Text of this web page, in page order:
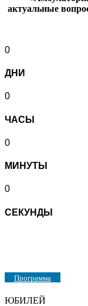
актуальные
0
ДНИ
0
ЧАСЫ
0
МИНУТЫ
0
СЕКУНДЫ
Программа
ЮБИЛЕЙ